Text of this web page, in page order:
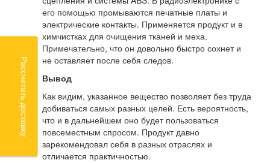
его помощью промываются печатные платы и
электрические контакты. Применяется продукт и в
химчистках для очищения тканей и меха.
Примечательно, что он довольно быстро сохнет и
не оставляет после себя следов.
Вывод
Как видим, указанное вещество позволяет без труда
добиваться самых разных целей. Есть вероятность,
что и в дальнейшем оно будет пользоваться
повсеместным спросом. Продукт давно
зарекомендовал себя в разных отраслях и
отличается практичностью.
Рассчитать доставку